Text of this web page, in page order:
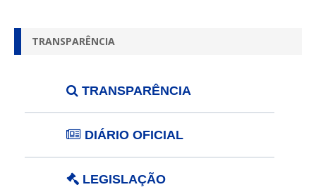
TRANSPARÊNCIA
TRANSPARÊNCIA
DIÁRIO OFICIAL
LEGISLAÇÃO